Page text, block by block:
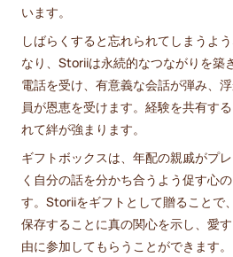
います。
しばらくすると忘れられてしまうよ
なり、Storiiは永続的なつながりを築
電話を受け、有意義な会話が弾み、
員が恩恵を受けます。経験を共有す
れて絆が強まります。
ギフトボックスは、年配の親戚がプ
く自分の話を分かち合うよう促す心
す。Storiiをギフトとして贈ることで
保存することに真の関心を示し、愛
由に参加してもらうことができます。